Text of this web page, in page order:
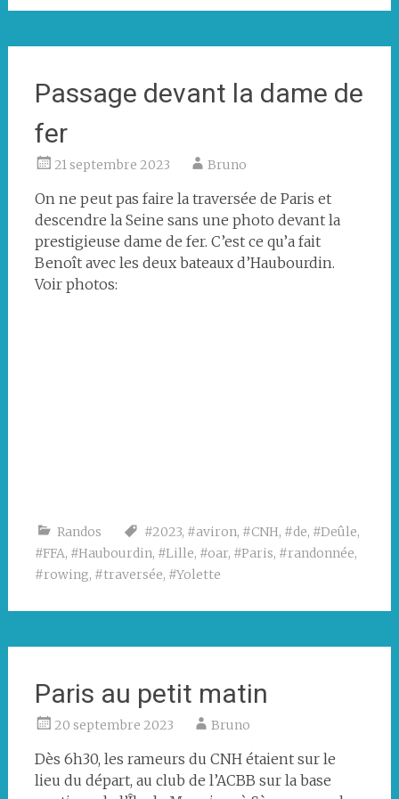
Passage devant la dame de
fer
21 septembre 2023 Bruno
On ne peut pas faire la traversée de Paris et
descendre la Seine sans une photo devant la
prestigieuse dame de fer. C’est ce qu’a fait
Benoît avec les deux bateaux d’Haubourdin.
Voir photos:
Randos #2023, #aviron, #CNH, #de, #Deûle,
#FFA, #Haubourdin, #Lille, #oar, #Paris, #randonnée,
#rowing, #traversée, #Yolette
Paris au petit matin
20 septembre 2023 Bruno
Dès 6h30, les rameurs du CNH étaient sur le
lieu du départ, au club de l’ACBB sur la base